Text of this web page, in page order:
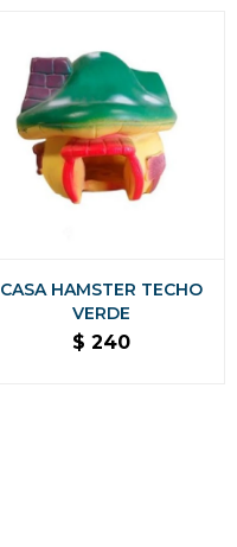
CASA HAMSTER TECHO
VERDE
$ 240